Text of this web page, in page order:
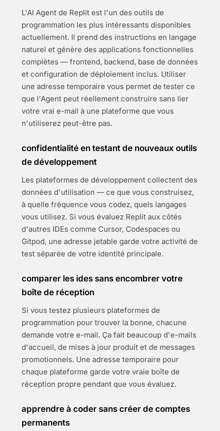
L'AI Agent de Replit est l'un des outils de
programmation les plus intéressants disponibles
actuellement. Il prend des instructions en langage
naturel et génère des applications fonctionnelles
complètes — frontend, backend, base de données
et configuration de déploiement inclus. Utiliser
une adresse temporaire vous permet de tester ce
que l'Agent peut réellement construire sans lier
votre vrai e-mail à une plateforme que vous
n'utiliserez peut-être pas.
confidentialité en testant de nouveaux outils
de développement
Les plateformes de développement collectent des
données d'utilisation — ce que vous construisez,
à quelle fréquence vous codez, quels langages
vous utilisez. Si vous évaluez Replit aux côtés
d'autres IDEs comme Cursor, Codespaces ou
Gitpod, une adresse jetable garde votre activité de
test séparée de votre identité principale.
comparer les ides sans encombrer votre
boîte de réception
Si vous testez plusieurs plateformes de
programmation pour trouver la bonne, chacune
demande votre e-mail. Ça fait beaucoup d'e-mails
d'accueil, de mises à jour produit et de messages
promotionnels. Une adresse temporaire pour
chaque plateforme garde votre vraie boîte de
réception propre pendant que vous évaluez.
apprendre à coder sans créer de comptes
permanents